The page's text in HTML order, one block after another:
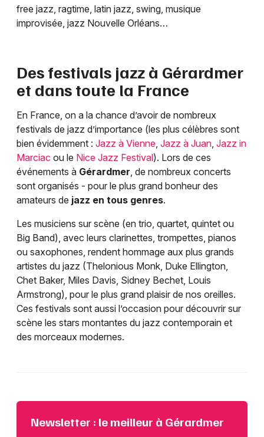
free jazz, ragtime, latin jazz, swing, musique
improvisée, jazz Nouvelle Orléans…
Des festivals jazz à Gérardmer
et dans toute la France
En France, on a la chance d’avoir de nombreux
festivals de jazz d’importance (les plus célèbres sont
bien évidemment : Jazz à Vienne, Jazz à Juan, Jazz in
Marciac ou le Nice Jazz Festival). Lors de ces
événements à Gérardmer, de nombreux concerts
sont organisés - pour le plus grand bonheur des
amateurs de jazz en tous genres.
Les musiciens sur scène (en trio, quartet, quintet ou
Big Band), avec leurs clarinettes, trompettes, pianos
ou saxophones, rendent hommage aux plus grands
artistes du jazz (Thelonious Monk, Duke Ellington,
Chet Baker, Miles Davis, Sidney Bechet, Louis
Armstrong), pour le plus grand plaisir de nos oreilles.
Ces festivals sont aussi l’occasion pour découvrir sur
scène les stars montantes du jazz contemporain et
des morceaux modernes.
Newsletter : le meilleur à Gérardmer